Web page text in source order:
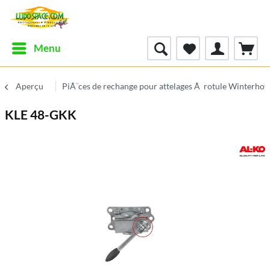
Menu
Aperçu PiÃ¨ces de rechange pour attelages Ã rotule Winterhoff
KLE 48-GKK